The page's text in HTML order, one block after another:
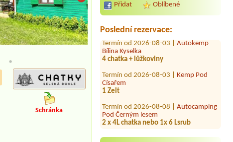
Přidat Oblíbené
Poslední rezervace:
pláž - Holiday park
1x stan4L/chatka
Termín od 2026-08-03 |
4 chatka + lůžkoviny
Termín od 2026-08-03 |
1 Zelt
Termín od 2026-08-08 |
2 x 4L chatka nebo 1x 6 Lsrub
Termín od 2026-07-31 |Tábořiště
4L chatky
Schránka